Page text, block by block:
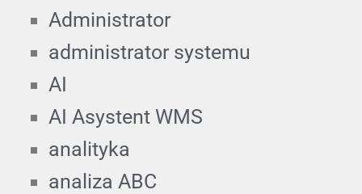
Administrator
administrator systemu
AI
AI Asystent WMS
analityka
analiza ABC